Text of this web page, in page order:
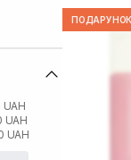
UAH
UAH
ПОДАРУНОК